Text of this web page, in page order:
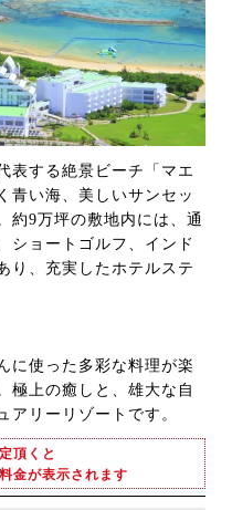
表する絶景ビーチ「マエ
青い海、美しいサンセッ
約9万坪の敷地内には、通
ショートゴルフ、インド
り、充実したホテルステ
に使った多彩な料理が楽
極上の癒しと、雄大な自
アリーリゾートです。
頂くと
金が表示されます